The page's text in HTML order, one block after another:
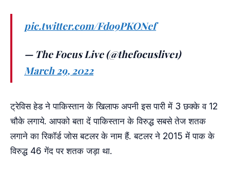
pic.twitter.com/Fdo9PKONef
— The Focus Live (@thefocuslive1)
March 29, 2022
ट्रेविस हेड ने पाकिस्तान के खिलाफ अपनी इस पारी में 3 छक्के व 12
चौके लगाये. आपको बता दें पाकिस्तान के विरुद्ध सबसे तेज शतक
लगाने का रिकॉर्ड जोस बटलर के नाम हैं. बटलर ने 2015 में पाक के
विरुद्ध 46 गेंद पर शतक जड़ा था.